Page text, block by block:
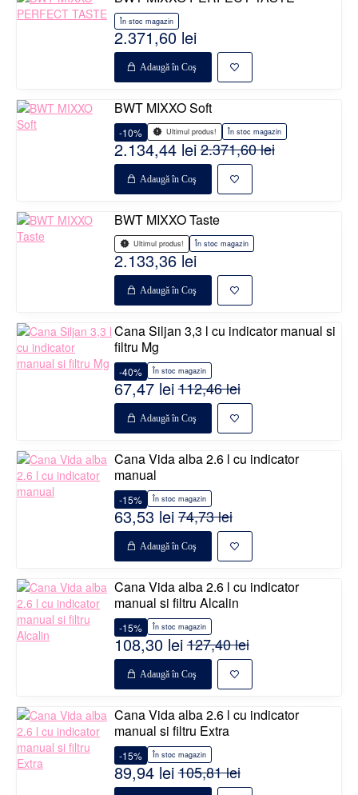
În stoc magazin
2.371,60 lei
Adaugă în Coş
BWT MIXXO Soft
Ultimul produs! În stoc magazin
-10%
2.134,44 lei2.371,60 lei
Adaugă în Coş
BWT MIXXO Taste
Ultimul produs! În stoc magazin
2.133,36 lei
Adaugă în Coş
Cana Siljan 3,3 l cu indicator manual si
filtru Mg
În stoc magazin
-40%
67,47 lei112,46 lei
Adaugă în Coş
Cana Vida alba 2.6 l cu indicator
manual
În stoc magazin
-15%
63,53 lei74,73 lei
Adaugă în Coş
Cana Vida alba 2.6 l cu indicator
manual si filtru Alcalin
În stoc magazin
-15%
108,30 lei127,40 lei
Adaugă în Coş
Cana Vida alba 2.6 l cu indicator
manual si filtru Extra
În stoc magazin
-15%
89,94 lei105,81 lei